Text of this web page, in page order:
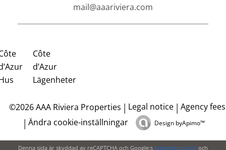
mail@aaariviera.com
Côte
d’Azur
Lägenheter
©2026 AAA Riviera Properties Legal notice
Agency fees
Ändra cookie-inställningar
Design byApimo™
Denna sida är skyddad av reCAPTCHA och Google:s Integritetspolicy och